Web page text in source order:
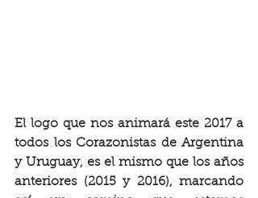
El logo que nos animará este 2017 a
todos los Corazonistas de Argentina
y Uruguay, es el mismo que los años
anteriores (2015 y 2016), marcando